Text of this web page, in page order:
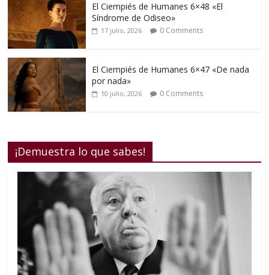
El Ciempiés de Humanes 6×48 «El
Síndrome de Odiseo»
17 julio, 2026 0 Comments
El Ciempiés de Humanes 6×47 «De nada
por nada»
10 julio, 2026 0 Comments
¡Demuestra lo que sabes!